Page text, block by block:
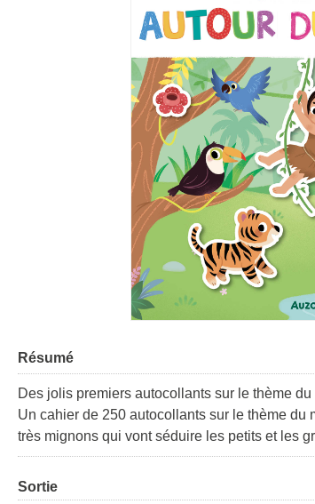
Résumé
Des jolis premiers autocollants sur le thème du
Un cahier de 250 autocollants sur le thème
très mignons qui vont séduire les petits et les
Sortie